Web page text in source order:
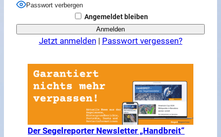
Passwort verbergen
Angemeldet bleiben
Jetzt anmelden| Passwort vergessen?
Der Segelreporter Newsletter „Handbreit“